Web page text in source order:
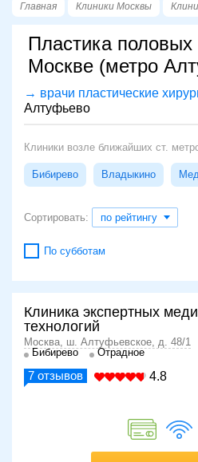
Главная Клиники Москвы
Пластика половых
Москве (метро
→ врачи пластические
Алтуфьево
Клиники возле ближайших ст.
Бибирево Владыкино
Сортировать: по рейтингу
По субботам
Клиника экспертных
технологий
Москва, ш. Алтуфьевское, д. 48/1
Бибирево
Отрадное
7 отзывов 4.8